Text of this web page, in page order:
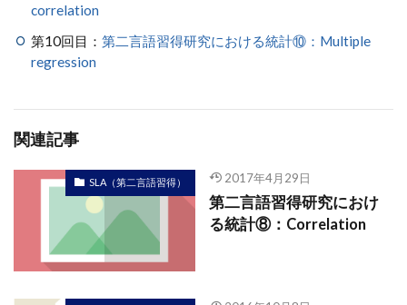
correlation
第10回目： 第二言語習得研究における統計⑩：Multiple
regression
関連記事
SLA（第二言語習得） 2017年4月29日
第二言語習得研究におけ
る統計⑧：Correlation